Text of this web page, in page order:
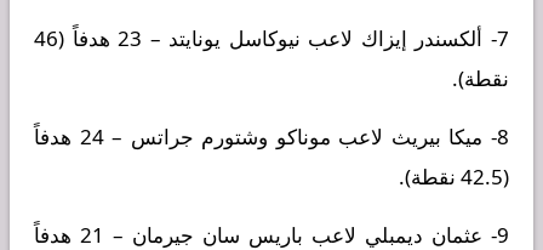
7- ألكسندر إيزاك لاعب نيوكاسل يونايتد – 23 هدفاً (46
نقطة).
8- ميكا بيريث لاعب موناكو وشتورم جراتس – 24 هدفاً
(42.5 نقطة).
9- عثمان ديمبلي لاعب باريس سان جيرمان – 21 هدفاً